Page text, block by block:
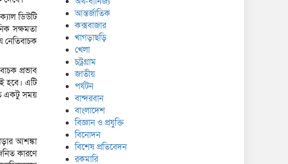
ডিউটি
সক্ষমতা
নেতিবাচক
প্রভাব
হবে। এটি
একটু সময়
আশঙ্কা
কারণে
আন্তর্জাতিক
কক্সবাজার
খাগড়াছড়ি
খেলা
চট্রগ্রাম
জাতীয়
পর্যটন
বান্দরবান
বাংলাদেশ
বিজ্ঞান ও প্রযুক্তি
বিনোদন
বিশেষ প্রতিবেদন
রকমারি